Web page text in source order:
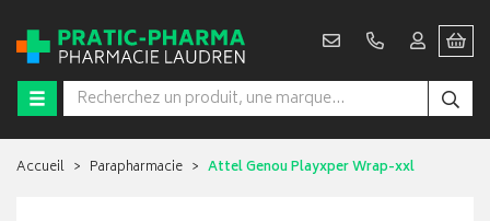
Accueil Parapharmacie Attel Genou Playxper Wrap-xxl